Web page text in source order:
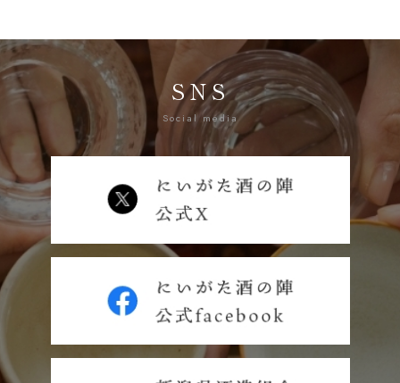
SNS
Social media